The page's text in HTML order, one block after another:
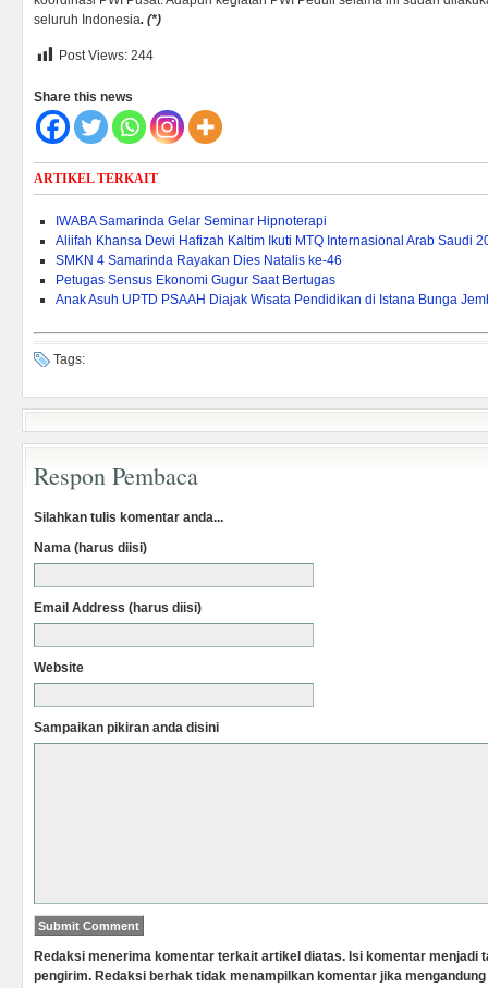
seluruh Indonesia. (*)
Post Views: 244
Share this news
ARTIKEL TERKAIT
IWABA Samarinda Gelar Seminar Hipnoterapi
Aliifah Khansa Dewi Hafizah Kaltim Ikuti MTQ Internasional Arab Saudi
SMKN 4 Samarinda Rayakan Dies Natalis ke-46
Petugas Sensus Ekonomi Gugur Saat Bertugas
Anak Asuh UPTD PSAAH Diajak Wisata Pendidikan di Istana Bunga
Tags:
Respon Pembaca
Silahkan tulis komentar anda...
Nama (harus diisi)
Email Address (harus diisi)
Website
Sampaikan pikiran anda disini
Redaksi menerima komentar terkait artikel diatas. Isi komentar menjadi
pengirim. Redaksi berhak tidak menampilkan komentar jika